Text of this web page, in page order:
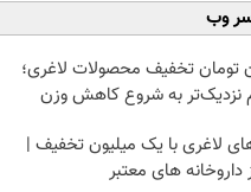
وب
تومان تخفیف محصولات لاغری؛
به شروع کاهش وزن
لاغری با یک میلیون تخفیف |
داروخانه های معتبر